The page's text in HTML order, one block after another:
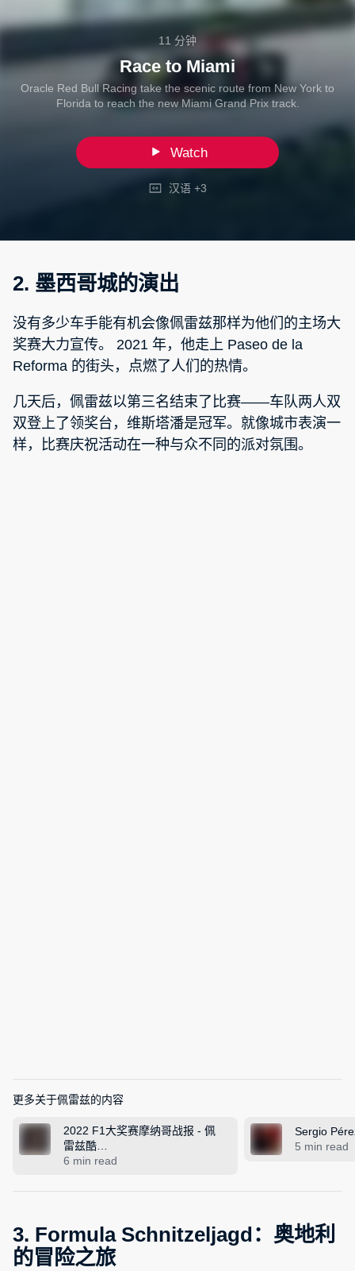
11 分钟
Race to Miami
Oracle Red Bull Racing take the scenic route from New York to
Florida to reach the new Miami Grand Prix track.
Watch
汉语 +3
2. 墨西哥城的演出
没有多少车手能有机会像佩雷兹那样为他们的主场大
奖赛大力宣传。 2021 年，他走上 Paseo de la
Reforma 的街头，点燃了人们的热情。
几天后，佩雷兹以第三名结束了比赛——车队两人双
双登上了领奖台，维斯塔潘是冠军。就像城市表演一
样，比赛庆祝活动在一种与众不同的派对氛围。
© Mauricio Ramos/Red Bull Content Pool
更多关于佩雷兹的内容
2022 F1大奖赛摩纳哥战报 - 佩
雷兹酷…
6 min read
Sergio
5 min read
3. Formula Schnitzeljagd：奥地利
的冒险之旅